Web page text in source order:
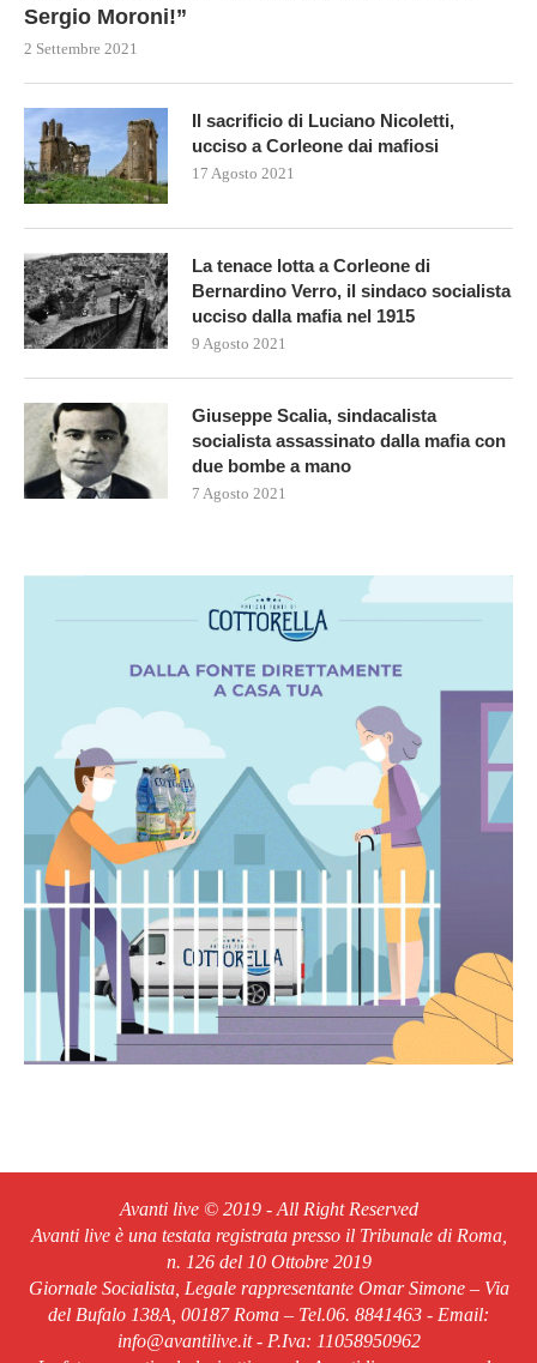
Sergio Moroni!”
2 Settembre 2021
Il sacrificio di Luciano Nicoletti,
ucciso a Corleone dai mafiosi
17 Agosto 2021
La tenace lotta a Corleone di
Bernardino Verro, il sindaco socialista
ucciso dalla mafia nel 1915
9 Agosto 2021
Giuseppe Scalia, sindacalista
socialista assassinato dalla mafia con
due bombe a mano
7 Agosto 2021
Avanti live © 2019 - All Right Reserved
Avanti live è una testata registrata presso il Tribunale di Roma,
n. 126 del 10 Ottobre 2019
Giornale Socialista, Legale rappresentante Omar Simone – Via
del Bufalo 138A, 00187 Roma – Tel.06. 8841463 - Email:
info@avantilive.it - P.Iva: 11058950962